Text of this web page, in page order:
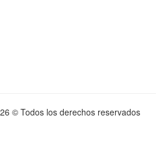
© Todos los derechos reservados